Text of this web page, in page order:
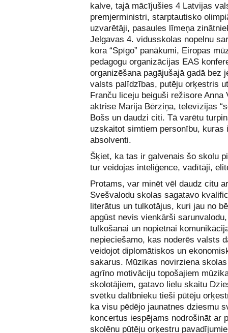
kalve, tajā mācījušies 4 Latvijas
premjerministri, starptautisko
uzvarētāji, pasaules līmeņa
Jelgavas 4. vidusskolas nopelnu
kora “Spīgo” panākumi, Eiropas
pedagogu organizācijas EAS
organizēšana pagājušajā gadā bez
valsts palīdzības, putēju orķestris
Franču liceju beiguši režisore Anna
aktrise Marija Bērziņa, televīzijas
Bošs un daudzi citi. Tā varētu
uzskaitot simtiem personību, kuras
absolventi.
Šķiet, ka tas ir galvenais šo skolu
tur veidojas inteliģence, vadītāji,
Protams, var minēt vēl daudz citu
Svešvalodu skolas sagatavo
literātus un tulkotājus, kuri jau no
apgūst nevis vienkārši
tulkošanai un nopietnai
nepieciešamo, kas noderēs valsts
veidojot diplomātiskos un
sakarus. Mūzikas novirziena
agrīno motivāciju topošajiem
skolotājiem, gatavo lielu skaitu
svētku dalībnieku tieši pūtēju
ka visu pēdējo jaunatnes dziesmu
koncertus iespējams nodrošināt ar
skolēnu pūtēju orķestru